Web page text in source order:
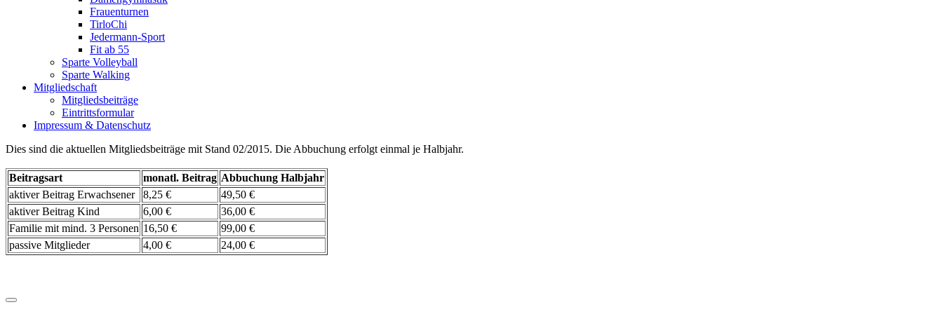
Frauenturnen
TirloChi
Jedermann-Sport
Fit ab 55
Sparte Volleyball
Sparte Walking
Mitgliedschaft
Mitgliedsbeiträge
Eintrittsformular
Impressum & Datenschutz
Dies sind die aktuellen Mitgliedsbeiträge mit Stand 02/2015. Die Abbuchung erfolgt einmal je Halbjahr.
Beitragsart monatl. Beitrag Abbuchung Halbjahr
aktiver Beitrag Erwachsener
8,25 €
49,50 €
aktiver Beitrag Kind
6,00 €
36,00 €
Familie mit mind. 3 Personen 16,50 €
99,00 €
passive Mitglieder
4,00 € 24,00 €